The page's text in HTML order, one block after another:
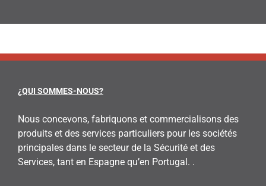
¿QUI SOMMES-NOUS?
Nous concevons, fabriquons et commercialisons des
produits et des services particuliers pour les sociétés
principales dans le secteur de la Sécurité et des
Services, tant en Espagne qu’en Portugal. .